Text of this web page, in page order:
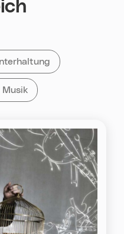
mit dem Tag
Tag